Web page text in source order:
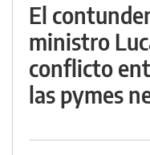
El
ministro
conflicto
las pymes